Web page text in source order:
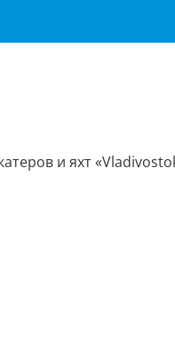
и яхт